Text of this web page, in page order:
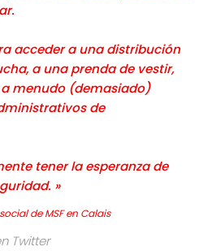
acceder a una distribución
a una prenda de vestir,
menudo (demasiado)
de
tener la esperanza de
»
de MSF en Calais
Twitter